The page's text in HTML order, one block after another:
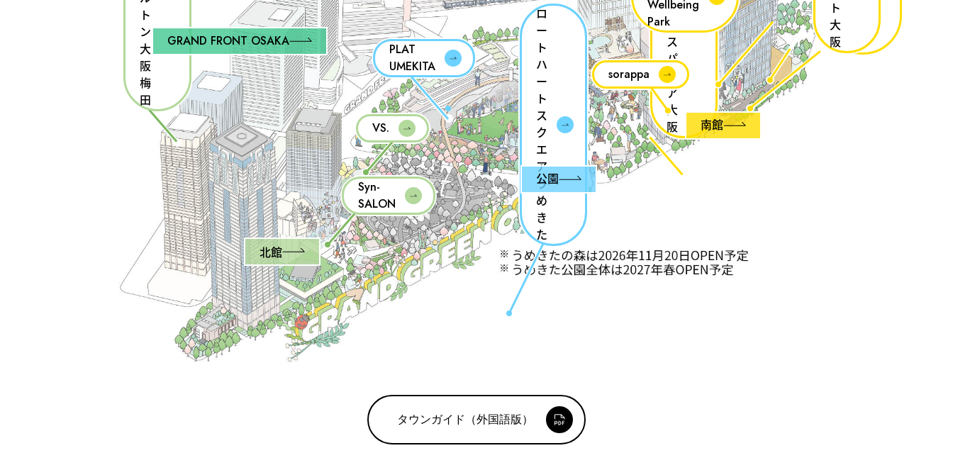
ン
レ
ス
パ
イ
ア
大
阪
sorappa
ア大
阪
Wellbeing
Park
ロ
ー
ト
ハ
ー
ト
ス
ク
エ
ア
う
め
き
た
PLAT
UMEKITA
ト
大
阪
ト
ン
大
阪
梅
田
VS.
Syn-
SALON
GRAND FRONT OSAKA
北館
公園
南館
タウンガイド （外国語版）